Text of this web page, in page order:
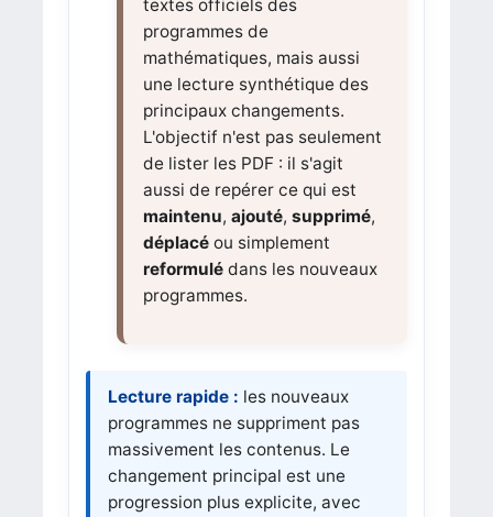
textes officiels des
programmes de
mathématiques, mais aussi
une lecture synthétique des
principaux changements.
L'objectif n'est pas seulement
de lister les PDF : il s'agit
aussi de repérer ce qui est
maintenu, ajouté, supprimé,
déplacéou simplement
reformulédans les nouveaux
programmes.
Lecture rapide : les nouveaux
programmes ne suppriment pas
massivement les contenus. Le
changement principal est une
progression plus explicite, avec